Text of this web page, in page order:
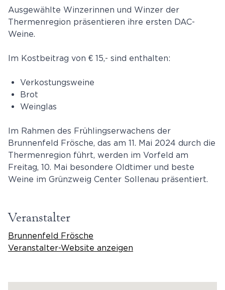
Ausgewählte Winzerinnen und Winzer der
Thermenregion präsentieren ihre ersten DAC-
Weine.
Im Kostbeitrag von € 15,- sind enthalten:
Verkostungsweine
Brot
Weinglas
Im Rahmen des Frühlingserwachens der
Brunnenfeld Frösche, das am 11. Mai 2024 durch die
Thermenregion führt, werden im Vorfeld am
Freitag, 10. Mai besondere Oldtimer und beste
Weine im Grünzweig Center Sollenau präsentiert.
Veranstalter
Brunnenfeld Frösche
Veranstalter-Website anzeigen